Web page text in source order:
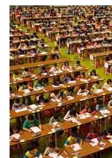
功。 大會開始進行選手宣誓，李庭彣同學帶領選手宣誓恪遵比賽規
則並服從裁判長之判決。
般的心算比賽很少舉辦此